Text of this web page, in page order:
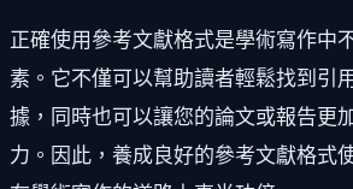
正確使用參考文獻格式是學術寫作中
素。它不僅可以幫助讀者輕鬆找到引
據，同時也可以讓您的論文或報告更
力。因此，養成良好的參考文獻格式